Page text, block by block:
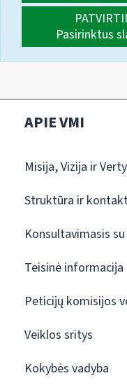
Pasirinktus
APIE VMI
Misija, Vizija ir
Struktūra ir
Konsultavimasis
Teisinė informacija
Peticijų komisijos
Veiklos sritys
Kokybės vadyba